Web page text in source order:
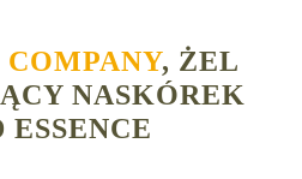
, ŻEL
NASKÓREK
ESSENCE